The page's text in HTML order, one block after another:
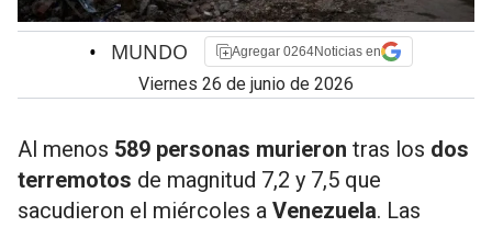
• MUNDO Agregar 0264Noticias en
viernes 26 de junio de 2026
Al menos 589 personas murieron tras los dos
terremotos de magnitud 7,2 y 7,5 que
sacudieron el miércoles a Venezuela. Las